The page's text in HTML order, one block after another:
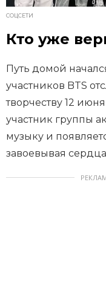
СОЦСЕТИ
Кто уже
Путь домой
участников BTS
творчеству 12
участник группы
музыку и
завоевывая